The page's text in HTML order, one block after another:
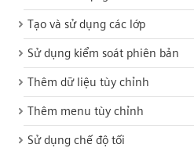
Tạo và sử dụng các lớp
Sử dụng kiểm soát phiên bản
Thêm dữ liệu tùy chỉnh
Thêm menu tùy chỉnh
Sử dụng chế độ tối